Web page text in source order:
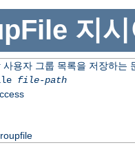
지
사용자 그룹 목록을 저장하는
file-path